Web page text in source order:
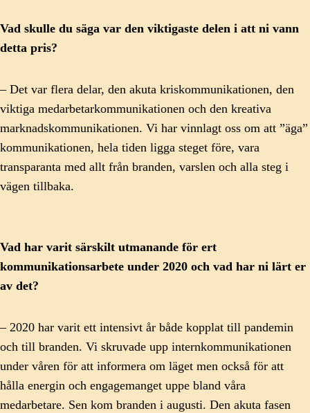
Vad skulle du säga var den viktigaste delen i att ni vann
detta pris?
– Det var flera delar, den akuta kriskommunikationen, den
viktiga medarbetarkommunikationen och den kreativa
marknadskommunikationen. Vi har vinnlagt oss om att ”äga”
kommunikationen, hela tiden ligga steget före, vara
transparanta med allt från branden, varslen och alla steg i
vägen tillbaka.
Vad har varit särskilt utmanande för ert
kommunikationsarbete under 2020 och vad har ni lärt er
av det?
– 2020 har varit ett intensivt år både kopplat till pandemin
och till branden. Vi skruvade upp internkommunikationen
under våren för att informera om läget men också för att
hålla energin och engagemanget uppe bland våra
medarbetare. Sen kom branden i augusti. Den akuta fasen